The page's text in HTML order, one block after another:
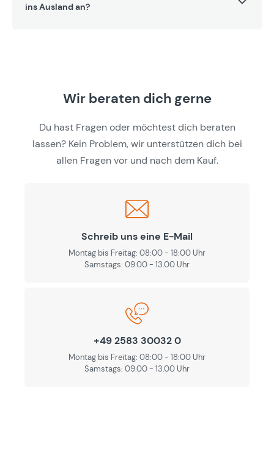
ins Ausland an?
Wir beraten dich gerne
Du hast Fragen oder möchtest dich beraten
lassen? Kein Problem, wir unterstützen dich bei
allen Fragen vor und nach dem Kauf.
Schreib uns eine E-Mail
Montag bis Freitag: 08:00 - 18:00 Uhr
Samstags: 09.00 - 13.00 Uhr
+49 2583 30032 0
Montag bis Freitag: 08:00 - 18:00 Uhr
Samstags: 09.00 - 13.00 Uhr